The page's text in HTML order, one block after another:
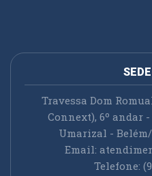
Travessa Dom
Connext), 6º andar
Umarizal - Belém/
Email:
Telefone: